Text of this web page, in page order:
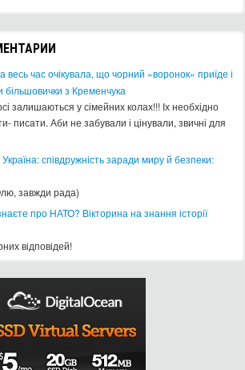
весь час очікувала, що чорний «воронок» приїде і
більшовички з Кременчука
залишаються у сімейних колах!!! Іх необхідно
писати. Аби не забували і цінували, звичні для
співдружність заради миру й безпеки:
завжди рада)
про НАТО? Вікторина на знання історії
відповідей!